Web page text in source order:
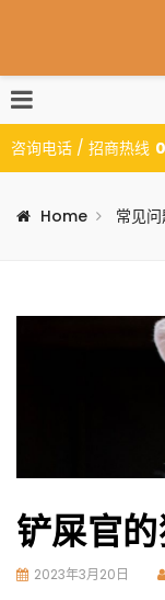
咨询电话 / 招商热线
Home 常见
铲屎官
2023年3月20日